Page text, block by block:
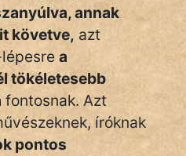
annak
követve, azt
a
tökéletesebb
fontosnak. Azt
íróknak
pontos